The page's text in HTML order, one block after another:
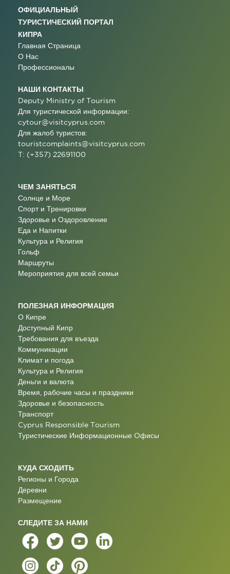
ОФИЦИАЛЬНЫЙ
ТУРИСТИЧЕСКИЙ ПОРТАЛ
КИПРА
Главная Страница
О Нас
Профессионалы
НАШИ КОНТАКТЫ
Deputy Ministry of Tourism
Для туристической информации:
cytour@visitcyprus.com
Для жалоб туристов:
touristcomplaints@visitcyprus.com
T: (+357) 22691100
ЧЕМ ЗАНЯТЬСЯ
Солнце и Море
Спорт и Тренировки
Здоровье и Оздоровление
Еда и Напитки
Культура и Религия
Гольф
Маршруты
Мероприятия для всей семьи
ПОЛЕЗНАЯ ИНФОРМАЦИЯ
О Кипре
Доступный Кипр
Требования для въезда
Коммуникации
Климат и погода
Культура и Религия
Деньги и валюта
Время, рабочие часы и праздники
Здоровье и безопасность
Транспорт
Cyprus Responsible Tourism
Туристические Информационные Oфисы
КУДА СХОДИТЬ
Регионы и Города
Деревни
Размещение
СЛЕДИТЕ ЗА НАМИ